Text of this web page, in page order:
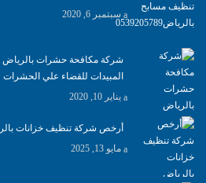
سبتمبر 6, 2020
المبيدات للقضاء علي الحشرات
يناير 10, 2020
أرخص شركة تنظيف خزانات
مايو 13, 2025